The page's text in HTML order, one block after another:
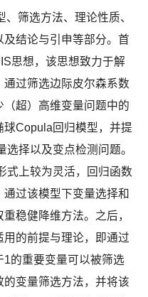
筛选方法、理论性质、
结论与引申等部分。首
思想，该思想致力于解
过筛选边际皮尔森系数
超）高维变量问题中的
Copula回归模型，并提
择以及变点检测问题。
式上较为灵活，回归函数
过该模型下变量选择和
稳健降维方法。之后，
的前提与理论，即通过
的重要变量可以被筛选
变量筛选方法，并将该